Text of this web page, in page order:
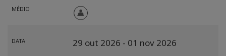
MÉDIO
DATA 29 out 2026 - 01 nov 2026